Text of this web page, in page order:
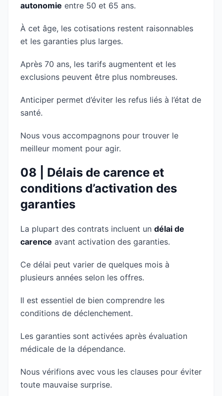
autonomie entre 50 et 65 ans.
À cet âge, les cotisations restent raisonnables
et les garanties plus larges.
Après 70 ans, les tarifs augmentent et les
exclusions peuvent être plus nombreuses.
Anticiper permet d’éviter les refus liés à l’état de
santé.
Nous vous accompagnons pour trouver le
meilleur moment pour agir.
08 | Délais de carence et
conditions d’activation des
garanties
La plupart des contrats incluent un délai de
carence avant activation des garanties.
Ce délai peut varier de quelques mois à
plusieurs années selon les offres.
Il est essentiel de bien comprendre les
conditions de déclenchement.
Les garanties sont activées après évaluation
médicale de la dépendance.
Nous vérifions avec vous les clauses pour éviter
toute mauvaise surprise.